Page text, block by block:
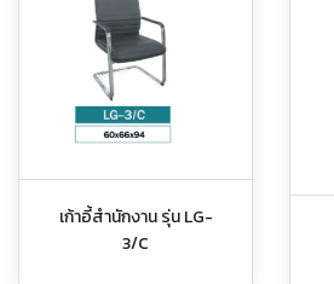
เก้าอี้สำนักงาน รุ่น LG-
3/C